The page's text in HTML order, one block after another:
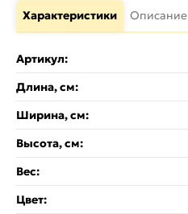
Характеристики Описание
Артикул:
Длина, см:
Ширина, см:
Высота, см:
Вес:
Цвет: